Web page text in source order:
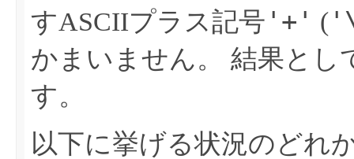
すASCIIプラス記号 '+' (
かまいません。
結果とし
す。
以下に挙げる状況のどれ